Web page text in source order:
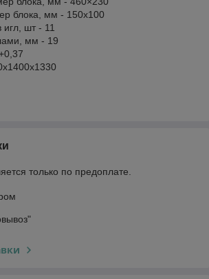
блока, мм - 150х100
игл, шт - 11
мм - 19
только по предоплате.